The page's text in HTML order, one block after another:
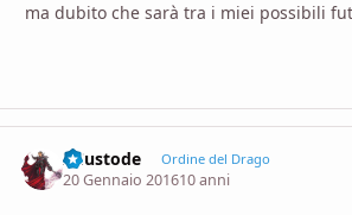
ma dubito che sarà tra i miei possibili
IlCustode Ordine del Drago
20 Gennaio 201610 anni